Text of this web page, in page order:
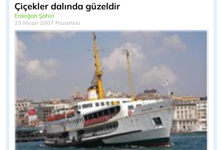
Çiçekler dalında güzeldir
Erdoğan Şahin
23 Nisan 2007 Pazartesi